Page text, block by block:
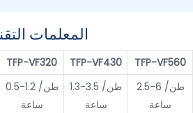
المعلمات
TFP-VF320 TFP-VF430
TFP-VF560
0.5-1.2 طن/
ساعة
1.3-3.5 طن/
ساعة
2.5-6 طن/
ساعة